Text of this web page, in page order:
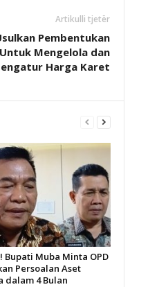
Artikulli tjetër
Pembentukan
Mengelola dan
Harga Karet
Bupati Muba Minta OPD
Persoalan Aset
dalam 4 Bulan